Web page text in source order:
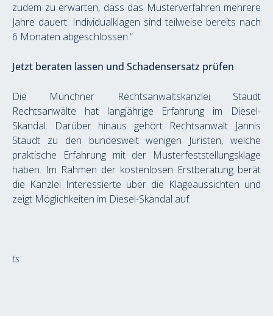
zudem zu erwarten, dass das Musterverfahren mehrere
Jahre dauert. Individualklagen sind teilweise bereits nach
6 Monaten abgeschlossen.“
Jetzt beraten lassen und Schadensersatz prüfen
Die Münchner Rechtsanwaltskanzlei Staudt
Rechtsanwälte hat langjährige Erfahrung im Diesel-
Skandal. Darüber hinaus gehört Rechtsanwalt Jannis
Staudt zu den bundesweit wenigen Juristen, welche
praktische Erfahrung mit der Musterfeststellungsklage
haben. Im Rahmen der kostenlosen Erstberatung berät
die Kanzlei Interessierte über die Klageaussichten und
zeigt Möglichkeiten im Diesel-Skandal auf.
ts